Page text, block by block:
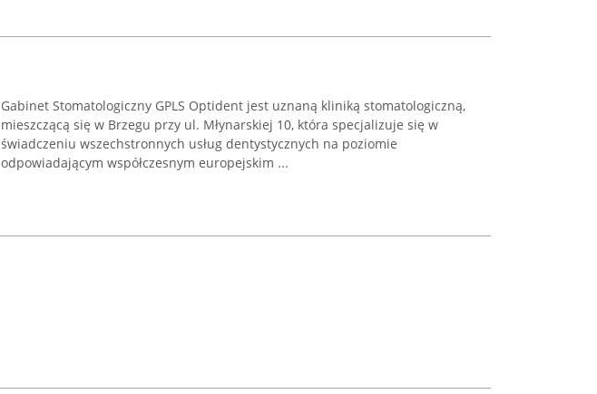
Gabinet Stomatologiczny GPLS Optident jest uznaną kliniką stomatologiczną,
mieszczącą się w Brzegu przy ul. Młynarskiej 10, która specjalizuje się w
świadczeniu wszechstronnych usług dentystycznych na poziomie
odpowiadającym współczesnym europejskim ...